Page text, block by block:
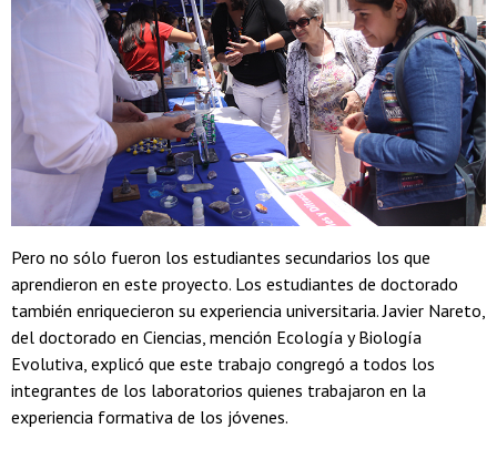
Pero no sólo fueron los estudiantes secundarios los que
aprendieron en este proyecto. Los estudiantes de doctorado
también enriquecieron su experiencia universitaria. Javier Nareto,
del doctorado en Ciencias, mención Ecología y Biología
Evolutiva, explicó que este trabajo congregó a todos los
integrantes de los laboratorios quienes trabajaron en la
experiencia formativa de los jóvenes.